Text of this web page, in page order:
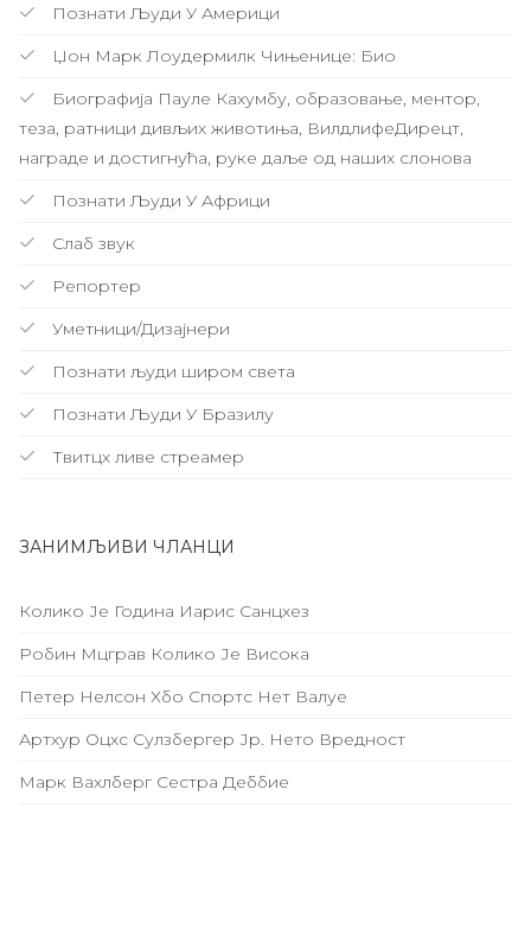
Познати Људи У Америци
Џон Марк Лоудермилк Чињенице: Био
Биографија Пауле Кахумбу, образовање, ментор,
теза, ратници дивљих животиња, ВилдлифеДирецт,
награде и достигнућа, руке даље од наших слонова
Познати Људи У Африци
Слаб звук
Репортер
Уметници/Дизајнери
Познати људи широм света
Познати Људи У Бразилу
Твитцх ливе стреамер
ЗАНИМЉИВИ ЧЛАНЦИ
Колико Је Година Иарис Санцхез
Робин Мцграв Колико Је Висока
Петер Нелсон Хбо Спортс Нет Валуе
Артхур Оцхс Сулзбергер Јр. Нето Вредност
Марк Вахлберг Сестра Деббие